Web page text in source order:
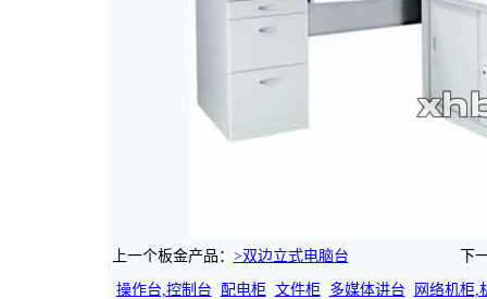
上一个板金产品： >双边立式电脑台 下
操作台,控制台 配电柜 文件柜 多媒体讲台
网络机柜,